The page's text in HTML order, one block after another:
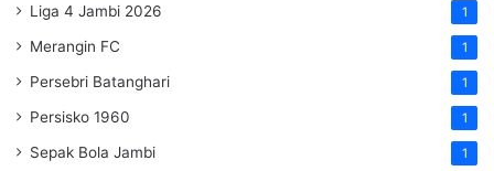
Liga 4 Jambi 2026 1
Merangin FC 1
Persebri Batanghari 1
Persisko 1960 1
Sepak Bola Jambi 1